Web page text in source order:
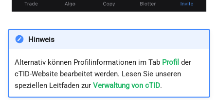
Hinweis
Alternativ können Profilinformationen im Tab Profil der
cTID-Website bearbeitet werden. Lesen Sie unseren
speziellen Leitfaden zur Verwaltung von cTID.